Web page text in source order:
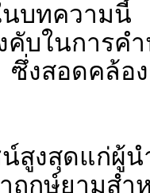
นบทความ
งคับในก
สอดคล้อง
น์สูงสุดแก่
ฤกษ์ยามสำ